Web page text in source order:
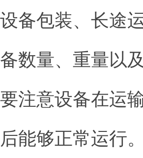
备包装、长途
数量、重量以
注意设备在运
能够正常运行。